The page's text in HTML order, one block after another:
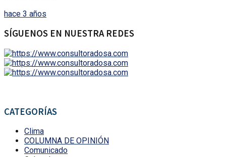
hace 3 años
SÍGUENOS EN NUESTRA REDES
CATEGORÍAS
Clima
COLUMNA DE OPINIÓN
Comunicado